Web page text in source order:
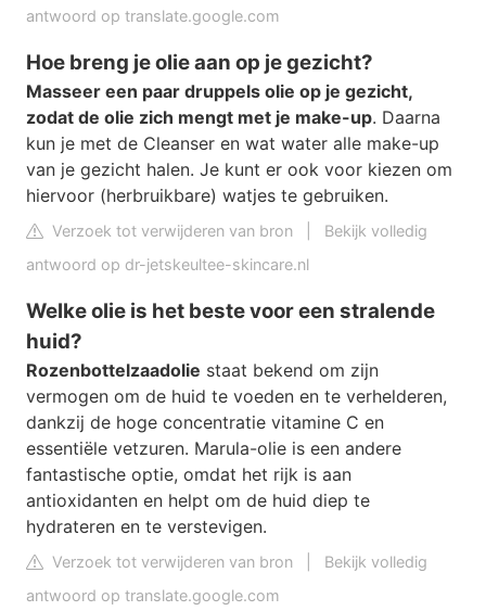
antwoord op translate.google.com
Hoe breng je olie aan op je gezicht?
Masseer een paar druppels olie op je gezicht,
zodat de olie zich mengt met je make-up. Daarna
kun je met de Cleanser en wat water alle make-up
van je gezicht halen. Je kunt er ook voor kiezen om
hiervoor (herbruikbare) watjes te gebruiken.
Verzoek tot verwijderen van bron
Bekijk volledig
antwoord op dr-jetskeultee-skincare.nl
Welke olie is het beste voor een stralende
huid?
Rozenbottelzaadolie staat bekend om zijn
vermogen om de huid te voeden en te verhelderen,
dankzij de hoge concentratie vitamine C en
essentiële vetzuren. Marula-olie is een andere
fantastische optie, omdat het rijk is aan
antioxidanten en helpt om de huid diep te
hydrateren en te verstevigen.
Verzoek tot verwijderen van bron
Bekijk volledig
antwoord op translate.google.com